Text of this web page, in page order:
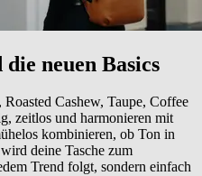
neuen Basics
Cashew, Taupe, Coffee
zeitlos und harmonieren mit
kombinieren, ob Ton in
deine Tasche zum
Trend folgt, sondern einfach